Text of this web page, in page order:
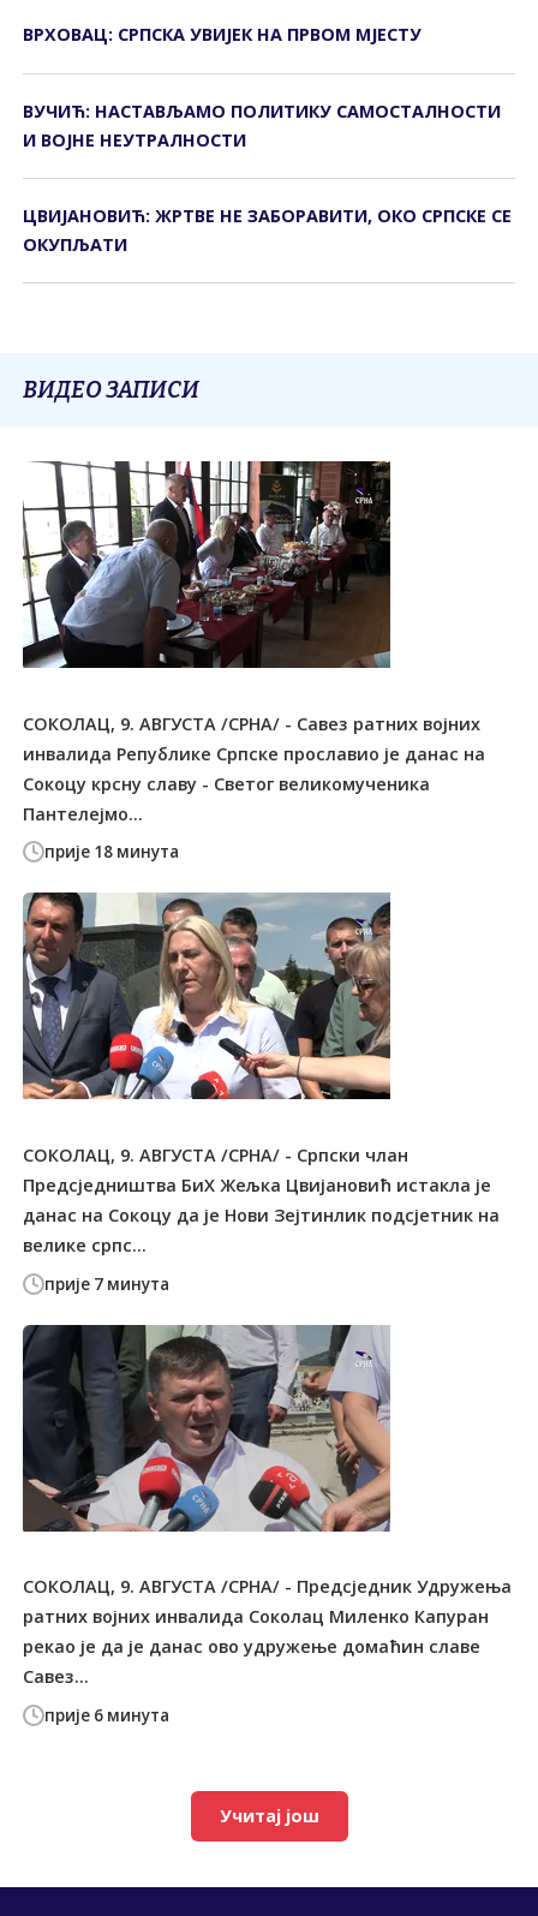
ВРХОВАЦ: СРПСКА УВИЈЕК НА ПРВОМ МЈЕСТУ
ВУЧИЋ: НАСТАВЉАМО ПОЛИТИКУ САМОСТАЛНОСТИ
И ВОЈНЕ НЕУТРАЛНОСТИ
ЦВИЈАНОВИЋ: ЖРТВЕ НЕ ЗАБОРАВИТИ, ОКО СРПСКЕ СЕ
ОКУПЉАТИ
ВИДЕО ЗАПИСИ
прије 18 минута
СОКОЛАЦ, 9. АВГУСТА /СРНА/ - Савез ратних војних
инвалида Републике Српске прославио је данас на
Сокоцу крсну славу - Светог великомученика
Пантелејмо...
прије 7 минута
СОКОЛАЦ, 9. АВГУСТА /СРНА/ - Српски члан
Предсједништва БиХ Жељка Цвијановић истакла је
данас на Сокоцу да је Нови Зејтинлик подсјетник на
велике српс...
прије 6 минута
СОКОЛАЦ, 9. АВГУСТА /СРНА/ - Предсједник Удружења
ратних војних инвалида Соколац Миленко Капуран
рекао је да је данас ово удружење домаћин славе
Савез...
Учитај још